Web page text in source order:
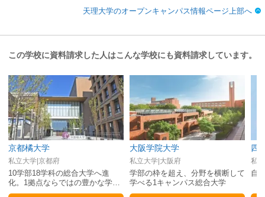
天理大学のオープンキャンパス情報ページ上部へ
この学校に資料請求した人はこんな学校にも資料請求しています。
京都橘大学
私立大学|京都府
10学部18学科の総合大学へ進
化。1拠点ならではの豊かな学び
で、夢をかなえる確かな力を育
大阪学院大学
私立大学|大阪府
学部の枠を超え、分野を横断して
学べる1キャンパス総合大学
四
私
自